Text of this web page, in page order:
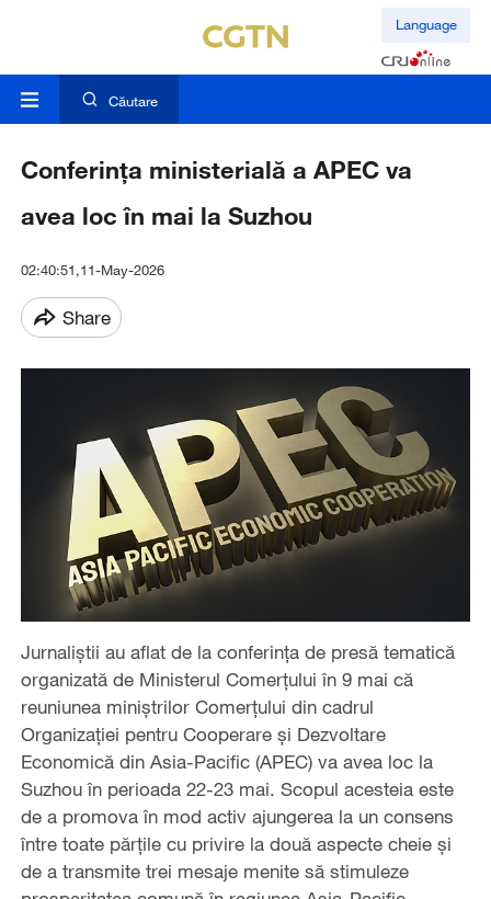
Language
Căutare
Conferința ministerială a APEC va
avea loc în mai la Suzhou
02:40:51,11-May-2026
Share
Jurnaliștii au aflat de la conferința de presă tematică
organizată de Ministerul Comerțului în 9 mai că
reuniunea miniștrilor Comerțului din cadrul
Organizației pentru Cooperare și Dezvoltare
Economică din Asia-Pacific (APEC) va avea loc la
Suzhou în perioada 22-23 mai. Scopul acesteia este
de a promova în mod activ ajungerea la un consens
între toate părțile cu privire la două aspecte cheie și
de a transmite trei mesaje menite să stimuleze